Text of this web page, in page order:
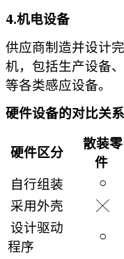
4.机电设备
供应商制造并设计
机，包括生产设备
等各类感应设备。
硬件设备的对比关系
硬件区分
散装零
件
自行组装
○
采用外壳
╳
设计驱动
程序
○